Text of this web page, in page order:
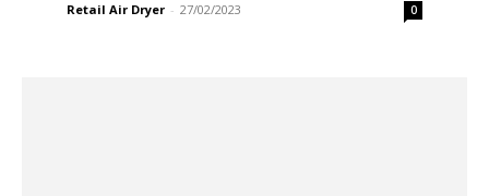
Retail Air Dryer - 27/02/2023 0